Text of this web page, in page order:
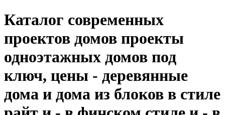
Каталог современных
проектов домов проекты
одноэтажных домов под
ключ, цены - деревянные
дома и дома из блоков в стиле